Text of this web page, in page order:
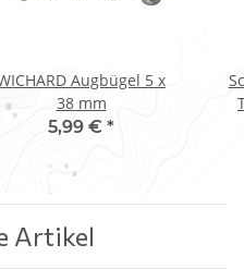
Augbügel 5 x
38 mm
5,99 € *
Artikel